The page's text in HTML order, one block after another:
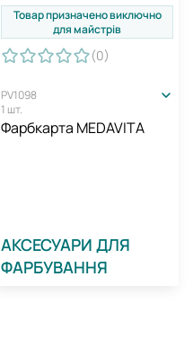
Товар призначено виключно
для майстрів
(0)
PV1098
1 шт.
Фарбкарта MEDAVITA
АКСЕСУАРИ ДЛЯ
ФАРБУВАННЯ